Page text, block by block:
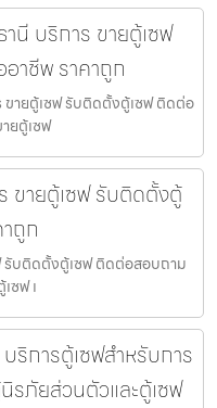
นี บริการ ขายตู้เซฟ
าชีพ ราคาถูก
ขายตู้เซฟ รับติดตั้งตู้เซฟ ติดต่อ
ยตู้เซฟ
ขายตู้เซฟ รับติดตั้งตู้
ถูก
รับติดตั้งตู้เซฟ ติดต่อสอบถาม
ซฟ เ
การตู้เซฟสำหรับการ
รภัยส่วนตัวและตู้เซฟ